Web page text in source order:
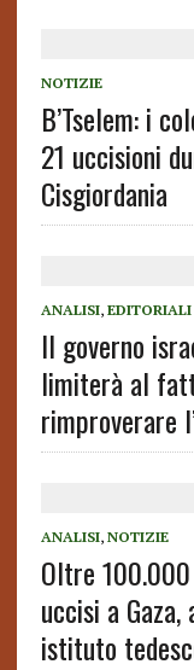
NOTIZIE
B’Tselem: i
21 uccisioni
Cisgiordania
ANALISI, EDITORIALI
Il governo
limiterà al
rimproverare
ANALISI, NOTIZIE
Oltre
uccisi a
istituto